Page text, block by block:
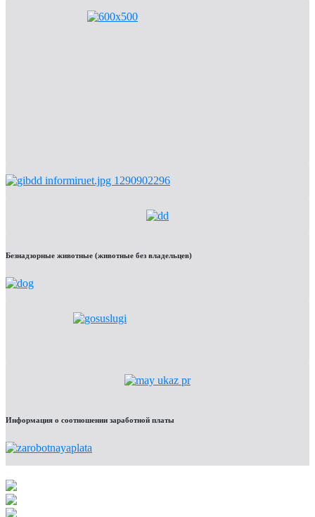
Безнадзорные животные (животные без владельцев)
Информация о соотношении заработной платы